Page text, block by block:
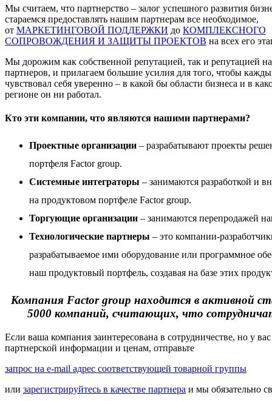
Мы считаем, что партнерство – залог успешного развития
стараемся предоставлять нашим партнерам все необходимое,
от МАРКЕТИНГОВОЙ ПОДДЕРЖКИ до КОМПЛЕКСНОГО
СОПРОВОЖДЕНИЯ И ЗАЩИТЫ ПРОЕКТОВ на всех его
Мы дорожим как собственной репутацией, так и репутацией
партнеров, и прилагаем большие усилия для того, чтобы
чувствовал себя уверенно – в какой бы области бизнеса и в
регионе он ни работал.
Кто эти компании, что являются нашими партнерами?
Проектные организации – разрабатывают проекты
портфеля Factor group.
Системные интеграторы – занимаются разработкой и
на продуктовом портфеле Factor group.
Торгующие организации – занимаются перепродажей
Технологические партнеры – это компании-
разрабатываемое ими оборудование или программное
наш продуктовый портфель, создавая на базе этих
Компания Factor group находится в активной
5000 компаний, считающих, что
Если ваша компания заинтересована в сотрудничестве, но у
партнерской информации и ценам, отправьте
запрос на e-mail адрес соответствующей товарной группы
или зарегистрируйтесь в качестве партнера и мы обязательно